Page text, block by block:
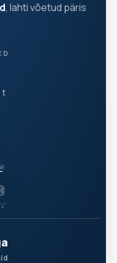
, lahti võetud päris
t